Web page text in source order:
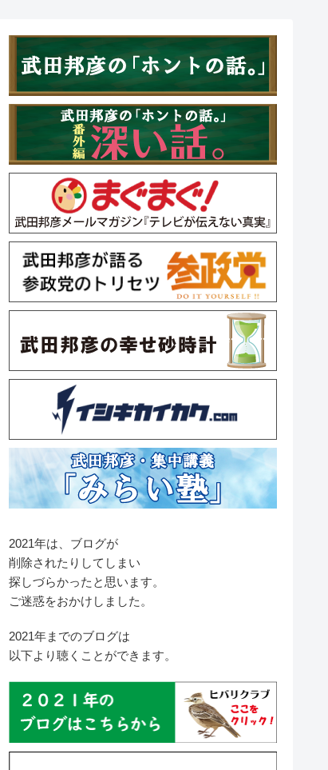
2021年は、ブログが
削除されたりしてしまい
探しづらかったと思います。
ご迷惑をおかけしました。
2021年までのブログは
以下より聴くことができます。